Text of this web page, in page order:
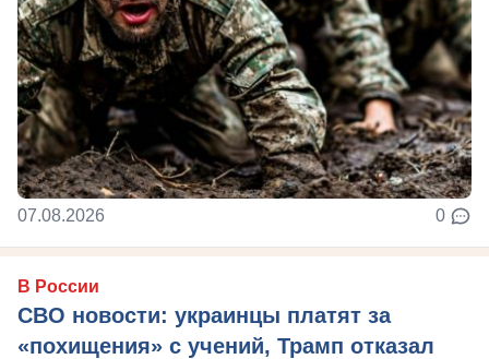
07.08.2026 0
В России
СВО новости: украинцы платят за
«похищения» с учений, Трамп отказал